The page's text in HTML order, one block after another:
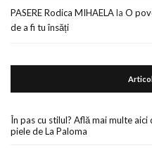
PASERE Rodica MIHAELAla O
de a fi tu însăți
În pas cu stilul? Află mai multe
piele de La Paloma